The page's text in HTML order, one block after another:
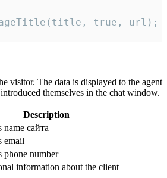
true, url);
visitor. The data is displayed to the agent
themselves in the chat window.
Description
name сайта
email
phone number
information about the client